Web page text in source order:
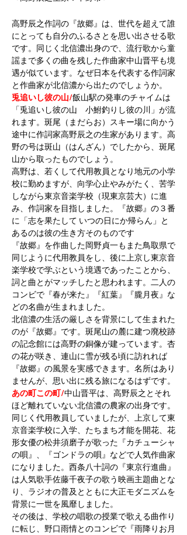
高野辰之作詞の『故郷』は、世代を超えて誰
にとっても自分のふるさとを思い出させる歌
です。同じく北信濃出身ので、流行歌から童
謡まで多くの曲を残した作曲家中山晋平も境
遇が似ています。なぜ日本を代表する作詞家
と作曲家が北信濃から出たのでしょうか。
兎追いし彼の山/飯山駅の発車のチャイムは
「兎追いし彼の山　小鮒釣りし彼の川」が流
れます。斑尾（まだらお）スキー場に向かう
途中に作詞家高野辰之の生家があります。高
野の号は斑山（はんざん）でしたから、斑尾
山から取ったものでしょう。
高野は、若くして代用教員となり地元の小学
校に勤めますが、向学心止やみがたく、苦学
しながら東京音楽学校（現東京芸大）に進
み、作詞家を目指しました。『故郷』の３番
に「志を果たして いつの日にか帰らん」と
あるのは彼の生き方そのものです
『故郷』を作曲した岡野貞一もまた鳥取県で
同じように代用教員をし、後に上京し東京音
楽学校で学ぶという境遇であったことから、
詞と曲とがマッチしたと思われます。二人の
コンビで『春が来た』『紅葉』『朧月夜』な
どの名曲が生まれました。
北信濃の生活の厳しさを背景にして生まれた
のが『故郷』です。斑尾山の麓に建つ廃校跡
の記念館には高野の銅像が建っています。杏
の花が咲き、連山に雪が残る頃に訪れれば
『故郷』の風景を実感できます。名所はあり
ませんが、思い出に残る旅になるはずです。
あの町この町/中山晋平は、高野辰之とそれ
ほど離れていない北信濃の農家の出身です。
同じく代用教員していましたが、上京して東
京音楽学校に入学、たちまち才能を開花、花
形女優の松井須磨子が歌った『カチューシャ
の唄』、『ゴンドラの唄』などで人気作曲家
になりました。西条八十詞の『東京行進曲』
は人気歌手佐藤千夜子の歌う映画主題曲とな
り、ラジオの普及とともに大正モダニズムを
背景に一世を風靡しました。
その後は、学校の唱歌の授業で歌える曲作り
に転じ、野口雨情とのコンビで『雨降りお月